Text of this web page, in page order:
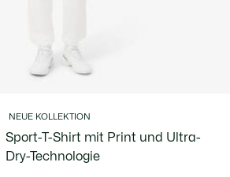
NEUE KOLLEKTION
Sport-T-Shirt mit Print und Ultra-
Dry-Technologie